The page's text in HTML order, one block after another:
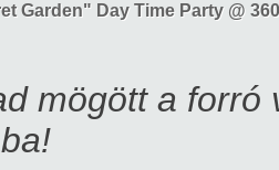
Garden" Day Time Party @
mögött a